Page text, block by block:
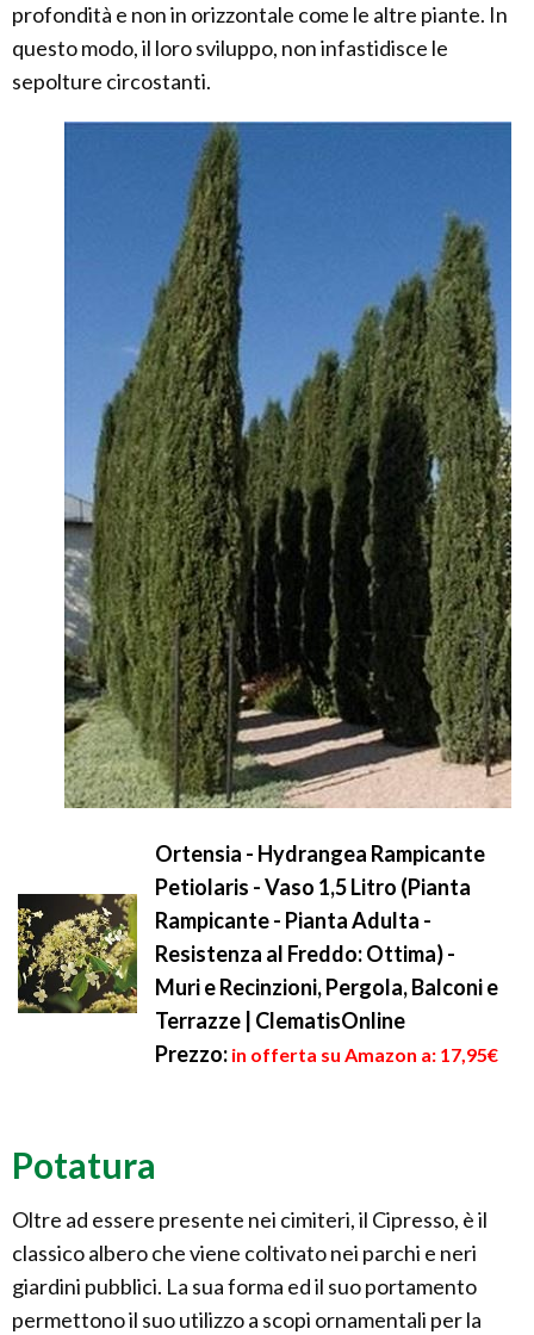
profondità e non in orizzontale come le altre piante. In
questo modo, il loro sviluppo, non infastidisce le
sepolture circostanti.
Ortensia - Hydrangea Rampicante
Petiolaris - Vaso 1,5 Litro (Pianta
Rampicante - Pianta Adulta -
Resistenza al Freddo: Ottima) -
Muri e Recinzioni, Pergola, Balconi e
Terrazze | ClematisOnline
Prezzo: in offerta su Amazon a: 17,95€
Potatura
Oltre ad essere presente nei cimiteri, il Cipresso, è il
classico albero che viene coltivato nei parchi e neri
giardini pubblici. La sua forma ed il suo portamento
permettono il suo utilizzo a scopi ornamentali per la